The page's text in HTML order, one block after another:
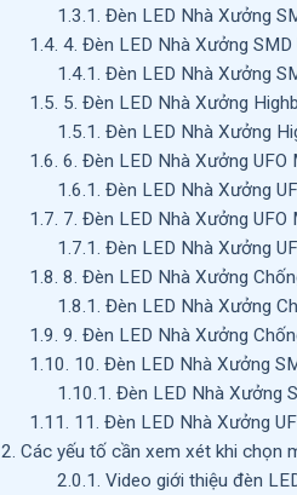
1.3.1. Đèn LED Nhà Xưởng
1.4. 4. Đèn LED Nhà Xưởng
1.4.1. Đèn LED Nhà Xưởng
1.5. 5. Đèn LED Nhà Xưởng
1.5.1. Đèn LED Nhà Xưởng
1.6. 6. Đèn LED Nhà Xưởng
1.6.1. Đèn LED Nhà Xưởng
1.7. 7. Đèn LED Nhà Xưởng
1.7.1. Đèn LED Nhà Xưởng
1.8. 8. Đèn LED Nhà Xưởng
1.8.1. Đèn LED Nhà Xưởng
1.9. 9. Đèn LED Nhà Xưởng
1.10. 10. Đèn LED Nhà Xưởng
1.10.1. Đèn LED Nhà Xưởng
1.11. 11. Đèn LED Nhà Xưởng
2. Các yếu tố cần xem xét khi chọn
2.0.1. Video giới thiệu đèn